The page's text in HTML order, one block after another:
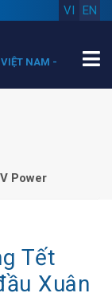
EN
VI
NAM -
Power
Tết
Xuân